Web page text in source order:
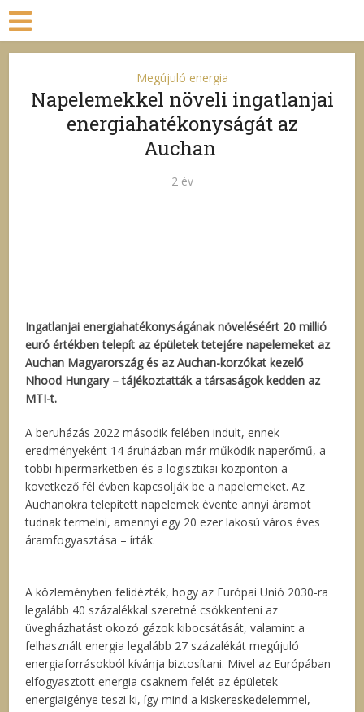
Megújuló energia
Napelemekkel növeli ingatlanjai
energiahatékonyságát az
Auchan
2 év
Ingatlanjai energiahatékonyságának növeléséért 20 millió
euró értékben telepít az épületek tetejére napelemeket az
Auchan Magyarország és az Auchan-korzókat kezelő
Nhood Hungary – tájékoztatták a társaságok kedden az
MTI-t.
A beruházás 2022 második felében indult, ennek
eredményeként 14 áruházban már működik naperőmű, a
többi hipermarketben és a logisztikai központon a
következő fél évben kapcsolják be a napelemeket. Az
Auchanokra telepített napelemek évente annyi áramot
tudnak termelni, amennyi egy 20 ezer lakosú város éves
áramfogyasztása – írták.
A közleményben felidézték, hogy az Európai Unió 2030-ra
legalább 40 százalékkal szeretné csökkenteni az
üvegházhatást okozó gázok kibocsátását, valamint a
felhasznált energia legalább 27 százalékát megújuló
energiaforrásokból kívánja biztosítani. Mivel az Európában
elfogyasztott energia csaknem felét az épületek
energiaigénye teszi ki, így mind a kiskereskedelemmel,